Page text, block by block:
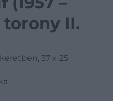
torony II.
37 x 25